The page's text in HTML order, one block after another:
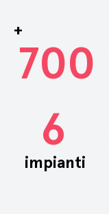
700
+
6
impianti